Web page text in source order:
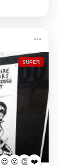
SUPER
😍 😮 👏 ❤️